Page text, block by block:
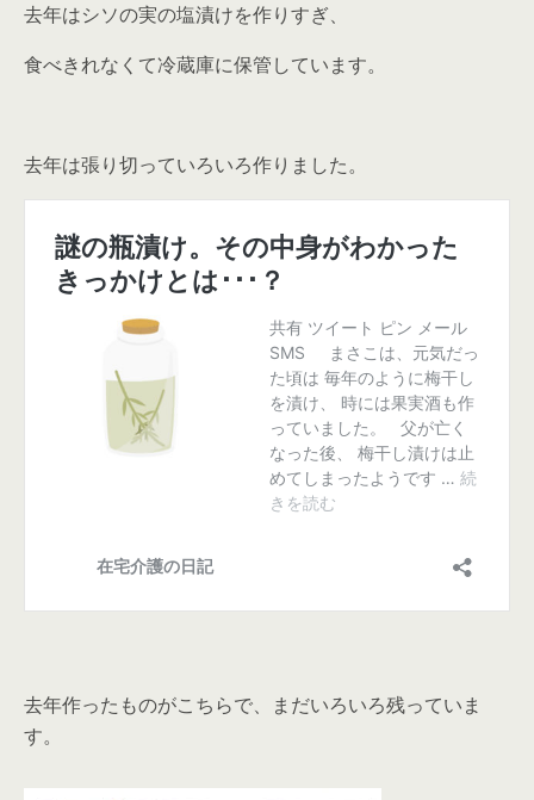
去年はシソの実の塩漬けを作りすぎ、
食べきれなくて冷蔵庫に保管しています。
去年は張り切っていろいろ作りました。
去年作ったものがこちらで、まだいろいろ残っていま
す。